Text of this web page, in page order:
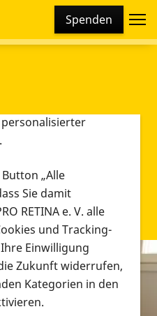
Spenden
Cookies und
Cookies und
„Alle
Sie damit
RETINA e. V. alle
und Tracking-
Einwilligung
Zukunft widerrufen,
Kategorien in den